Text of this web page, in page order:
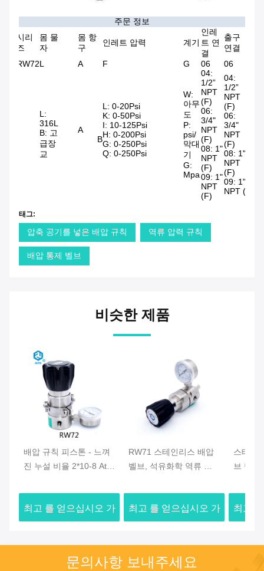
주문 정보
시리
즈
몸 물
자
몸 항
구
인레트 압력 계기
인레
트 연
결
출구
연결
RW72L A F G 06 06
L:
316L
B: 고
급장
교
A
B
L: 0-20Psi
K: 0-50Psi
I: 10-125Psi
H: 0-200Psi
G: 0-250Psi
Q: 0-250Psi
W:
아무
도
P:
psi/
막대
기
G:
Mpa
04:
1/2”
NPT
(F)
06:
3/4"
NPT
(F)
08: 1"
NPT
(F)
09: 1"
NPT
(F)
04:
1/2”
NPT
(F)
06:
3/4"
NPT
(F)
08: 1"
NPT
(F)
09: 1"
NPT (
태그:
압축 공기를 넣은 배압 규칙 역류 압력 규칙
배압 통제 벨브
비슷한 제품
배압 규칙 피스톤 - 느껴
진 누설 비율 2*10-8 Atm
오
최고 를 얻으십시오 가
RW71 스테인리스 배압
벨브, 석유화학 역류 압
최고 를 얻으십시오 가
스테인
브 단단
최고
문의사항 보내주세요